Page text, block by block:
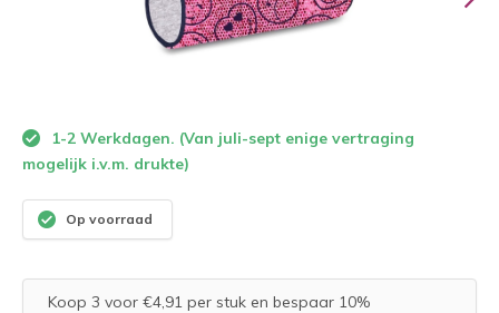
1-2 Werkdagen. (Van juli-sept enige vertraging
mogelijk i.v.m. drukte)
Op voorraad
Koop 3 voor €4,91 per stuk en bespaar 10%